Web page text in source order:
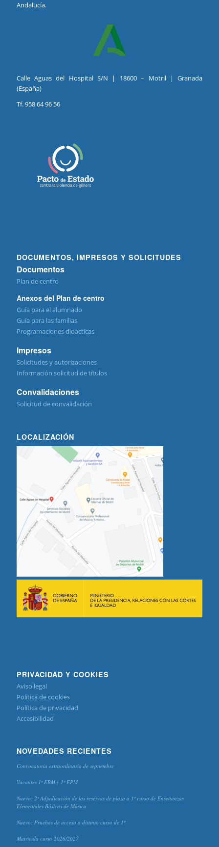
Andalucía.
Calle Aguas del Hospital S/N | 18600 – Motril | Granada
(España)
Tf. 958 64 96 56
DOCUMENTOS, IMPRESOS Y SOLICITUDES
Documentos
Plan de centro
Anexos del Plan de centro
Guía para el alumnado
Guía para las familias
Programaciones didácticas
Impresos
Solicitudes y autorizaciones
Información solicitud de títulos
Convalidaciones
Solicitud de convalidación
LOCALIZACIÓN
PRIVACIDAD Y COOKIES
Aviso legal
Política de cookies
Política de privacidad
Accesibilidad
NOVEDADES RECIENTES
Convocatoria extraordinaria de septiembre
Vacantes 1º EBM y 1º EPM
Nuevo: 2º Adjudicación de las reservas de plaza a 1º curso de Enseñanzas
Elementales Básicas de Música
Nuevo: Pruebas de acceso a distinto curso de 1º
Matrícula curso 2026/2027